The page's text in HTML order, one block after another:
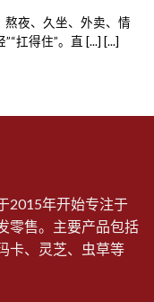
夜、久坐、外卖、情
扛得住”。直 [...] [...]
2015年开始专注于
零售。主要产品包括
卡、灵芝、虫草等